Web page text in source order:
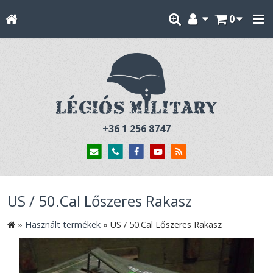
0
+36 1 256 8747
US / 50.Cal Lőszeres Rakasz
» Használt termékek » US / 50.Cal Lőszeres Rakasz